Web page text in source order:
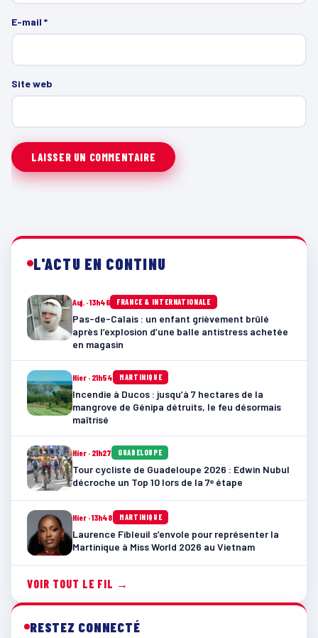
E-mail *
Site web
L'ACTU EN CONTINU
Auj. · 13h46 FRANCE & INTERNATIONALE
Pas-de-Calais : un enfant grièvement brûlé
après l’explosion d’une balle antistress achetée
en magasin
Hier · 21h54 MARTINIQUE
Incendie à Ducos : jusqu’à 7 hectares de la
mangrove de Génipa détruits, le feu désormais
maîtrisé
Hier · 21h27 GUADELOUPE
Tour cycliste de Guadeloupe 2026 : Edwin Nubul
décroche un Top 10 lors de la 7ᵉ étape
Hier · 13h48 MARTINIQUE
Laurence Fibleuil s’envole pour représenter la
Martinique à Miss World 2026 au Vietnam
VOIR TOUT LE FIL →
RESTEZ CONNECTÉ